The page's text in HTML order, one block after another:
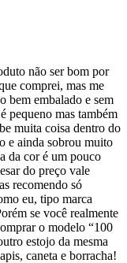
não ser bom por
comprei, mas me
bem embalado e sem
pequeno mas também
muita coisa dentro do
e ainda sobrou muito
da cor é um pouco
do preço vale
recomendo só
eu, tipo marca
se você realmente
o modelo “100
estojo da mesma
caneta e borracha!